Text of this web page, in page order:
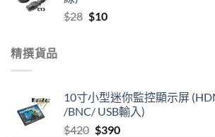
$28 Original
$10Current
精撰貨品
10寸小型迷你監控顯示屏
/BNC/ USB輸入)
$420 Original
$390Current